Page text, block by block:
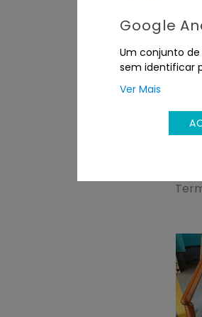
Google
Um conjunto
sem identificar
Ver Mais